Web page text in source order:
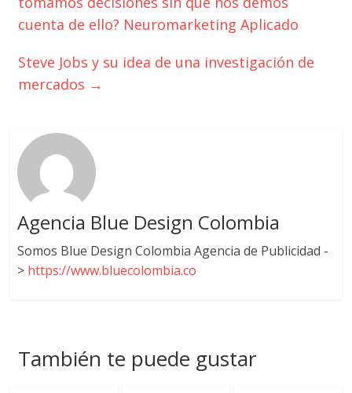
|
Revistas
Actualidad
en
Colombia
Revista
de
cuenta de ello? Neuromarketing Aplicado
Steve Jobs y su idea de una investigación de
mercados →
Agencia Blue Design Colombia
Somos Blue Design Colombia Agencia de Publicidad -
> https://www.bluecolombia.co
También te puede gustar